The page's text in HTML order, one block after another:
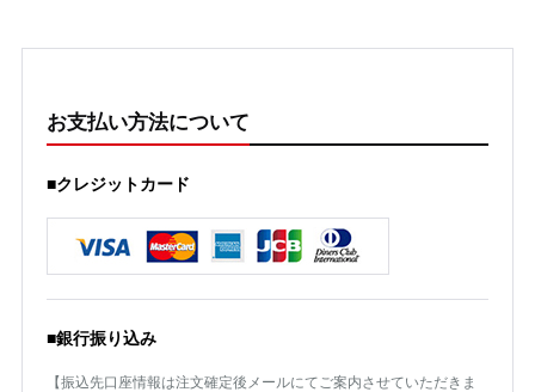
お支払い方法について
■クレジットカード
■銀行振り込み
【振込先口座情報は注文確定後メールにてご案内させていただきま